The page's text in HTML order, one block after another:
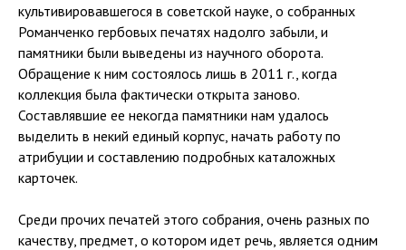
культивировавшегося в советской науке, о собранных
Романченко гербовых печатях надолго забыли, и
памятники были выведены из научного оборота.
Обращение к ним состоялось лишь в 2011 г., когда
коллекция была фактически открыта заново.
Составлявшие ее некогда памятники нам удалось
выделить в некий единый корпус, начать работу по
атрибуции и составлению подробных каталожных
карточек.
Среди прочих печатей этого собрания, очень разных по
качеству, предмет, о котором идет речь, является одним